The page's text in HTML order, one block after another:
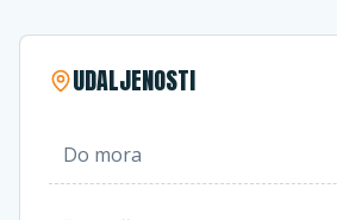
UDALJENOSTI
Do mora